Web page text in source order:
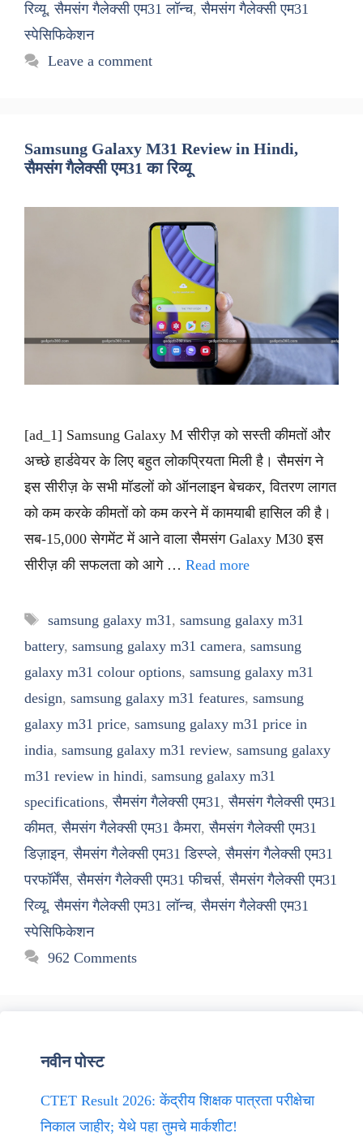
रिव्यू,सैमसंग गैलेक्सी एम31 लॉन्च,सैमसंग गैलेक्सी एम31
स्पेसिफिकेशन
Leave a comment
Samsung Galaxy M31 Review in Hindi,
सैमसंग गैलेक्सी एम31 का रिव्यू
[ad_1] Samsung Galaxy M सीरीज़ को सस्ती कीमतों और
अच्छे हार्डवेयर के लिए बहुत लोकप्रियता मिली है। सैमसंग ने
इस सीरीज़ के सभी मॉडलों को ऑनलाइन बेचकर, वितरण लागत
को कम करके कीमतों को कम करने में कामयाबी हासिल की है।
सब-15,000 सेगमेंट में आने वाला सैमसंग Galaxy M30 इस
सीरीज़ की सफलता को आगे … Read more
Tags
samsung galaxy m31 , samsung galaxy m31
battery, samsung galaxy m31 camera, samsung
galaxy m31 colour options, samsung galaxy m31
design, samsung galaxy m31 features, samsung
galaxy m31 price, samsung galaxy m31 price in
india, samsung galaxy m31 review, samsung galaxy
m31 review in hindi, samsung galaxy m31
specifications,सैमसंग गैलेक्सी एम31 ,सैमसंग गैलेक्सी एम31
कीमत,सैमसंग गैलेक्सी एम31 कैमरा,सैमसंग गैलेक्सी एम31
डिज़ाइन,सैमसंग गैलेक्सी एम31 डिस्प्ले,सैमसंग गैलेक्सी एम31
परफॉर्मेंस,सैमसंग गैलेक्सी एम31 फीचर्स,सैमसंग गैलेक्सी एम31
रिव्यू,सैमसंग गैलेक्सी एम31 लॉन्च,सैमसंग गैलेक्सी एम31
स्पेसिफिकेशन
962 Comments
नवीन पोस्ट
CTET Result 2026: केंद्रीय शिक्षक पात्रता परीक्षेचा
निकाल जाहीर; येथे पहा तुमचे मार्कशीट!